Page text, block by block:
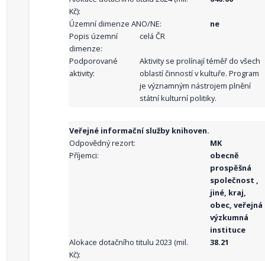
Kč):
Územní dimenze ANO/NE:
ne
Popis územní
dimenze:
celá ČR
Podporované
aktivity:
Aktivity se prolínají téměř do všech
oblastí činností v kultuře. Program
je významným nástrojem plnění
státní kulturní politiky.
Veřejné informační služby knihoven.
Odpovědný rezort:
MK
Příjemci:
obecně
prospěšná
společnost ,
jiné, kraj,
obec, veřejná
výzkumná
instituce
Alokace dotačního titulu 2023 (mil.
Kč):
38.21